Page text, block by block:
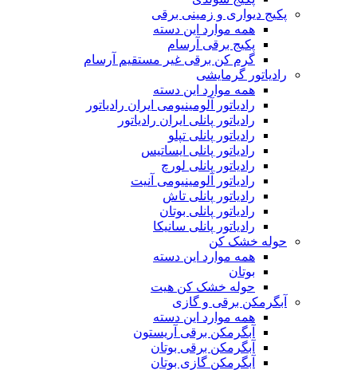
پکیج دیواری و زمینی برقی
همه موارد این دسته
پکیج برقی آرسام
گرم کن برقی غیر مستقیم آرسام
رادیاتور گرمایشی
همه موارد این دسته
رادیاتور آلومینیومی ایران رادیاتور
رادیاتور پانلی ایران رادیاتور
رادیاتور پانلی تپلو
رادیاتور پانلی ایساتیس
رادیاتور پانلی لورچ
رادیاتور آلومینیومی آنیت
رادیاتور پانلی تاش
رادیاتور پانلی بوتان
رادیاتور پانلی سانیکا
حوله خشک کن
همه موارد این دسته
بوتان
حوله خشک کن هیت
آبگرمکن برقی و گازی
همه موارد این دسته
آبگرمکن برقی آریستون
آبگرمکن برقی بوتان
آبگرمکن گازی بوتان